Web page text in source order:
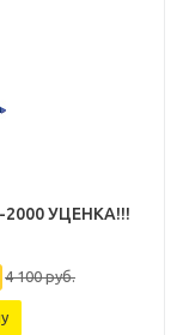
Прижимное устройство Белмаш УП-2000 УЦЕНКА!!!
4 100руб.